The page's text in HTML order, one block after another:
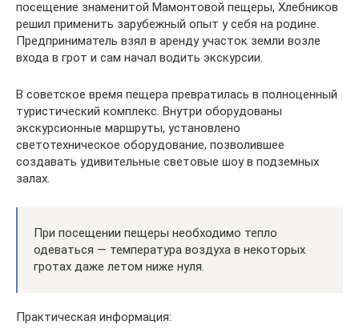
посещение знаменитой Мамонтовой пещеры, Хлебников
решил применить зарубежный опыт у себя на родине.
Предприниматель взял в аренду участок земли возле
входа в грот и сам начал водить экскурсии.
В советское время пещера превратилась в полноценный
туристический комплекс. Внутри оборудованы
экскурсионные маршруты, установлено
светотехническое оборудование, позволившее
создавать удивительные световые шоу в подземных
залах.
При посещении пещеры необходимо тепло
одеваться — температура воздуха в некоторых
гротах даже летом ниже нуля.
Практическая информация: